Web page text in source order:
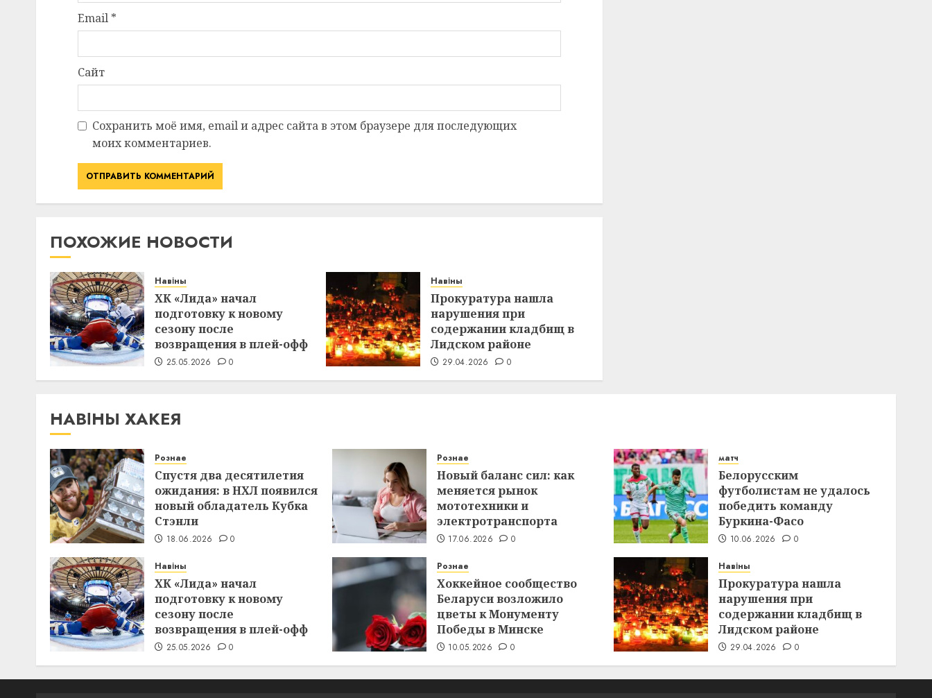
Email *
Сайт
Сохранить моё имя, email и адрес сайта в этом браузере для последующих
моих комментариев.
ПОХОЖИЕ НОВОСТИ
Навіны
ХК «Лида» начал
подготовку к новому
сезону после
возвращения в плей-офф
25.05.2026 0
Навіны
Прокуратура нашла
нарушения при
содержании кладбищ в
Лидском районе
29.04.2026 0
НАВІНЫ ХАКЕЯ
Рознае
Спустя два десятилетия
ожидания: в НХЛ появился
новый обладатель Кубка
Стэнли
18.06.2026 0
Рознае
Новый баланс сил: как
меняется рынок
мототехники и
электротранспорта
17.06.2026 0
матч
Белорусским
футболистам не удалось
победить команду
Буркина-Фасо
10.06.2026 0
Навіны
ХК «Лида» начал
подготовку к новому
сезону после
возвращения в плей-офф
25.05.2026 0
Рознае
Хоккейное сообщество
Беларуси возложило
цветы к Монументу
Победы в Минске
10.05.2026 0
Навіны
Прокуратура нашла
нарушения при
содержании кладбищ в
Лидском районе
29.04.2026 0